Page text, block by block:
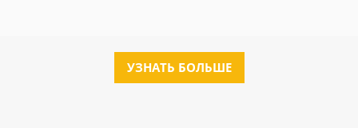
УЗНАТЬ БОЛЬШЕ